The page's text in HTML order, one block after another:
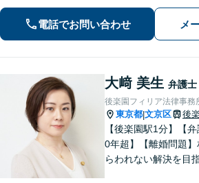
業法務】企
お任せくだ
電話でお問い合わせ メ
大﨑 美生 弁護士
後楽園フィリア法律事務
東京都|文京区 後
【後楽園駅1分】【
0年超】【離婚問題】
らわれない解決を目